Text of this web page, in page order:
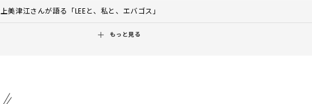
美津江さんが語る「LEEと、私と、エバゴス」
もっと見る